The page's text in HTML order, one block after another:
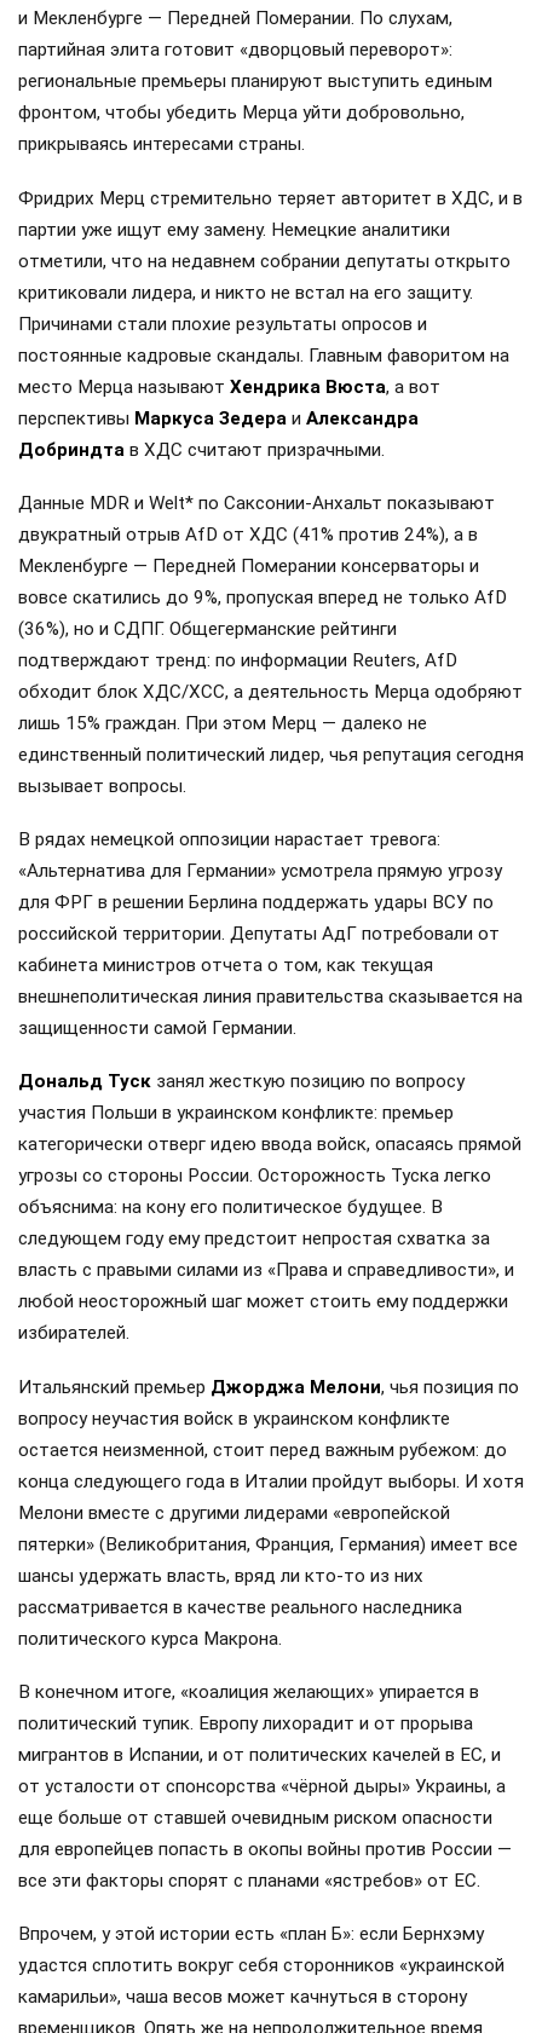
и Мекленбурге — Передней Померании. По слухам,
партийная элита готовит «дворцовый переворот»:
региональные премьеры планируют выступить единым
фронтом, чтобы убедить Мерца уйти добровольно,
прикрываясь интересами страны.
Фридрих Мерц стремительно теряет авторитет в ХДС, и в
партии уже ищут ему замену. Немецкие аналитики
отметили, что на недавнем собрании депутаты открыто
критиковали лидера, и никто не встал на его защиту.
Причинами стали плохие результаты опросов и
постоянные кадровые скандалы. Главным фаворитом на
место Мерца называют Хендрика Вюста, а вот
перспективы Маркуса Зедера и Александра
Добриндта в ХДС считают призрачными.
Данные MDR и Welt* по Саксонии-Анхальт показывают
двукратный отрыв AfD от ХДС (41% против 24%), а в
Мекленбурге — Передней Померании консерваторы и
вовсе скатились до 9%, пропуская вперед не только AfD
(36%), но и СДПГ. Общегерманские рейтинги
подтверждают тренд: по информации Reuters, AfD
обходит блок ХДС/ХСС, а деятельность Мерца одобряют
лишь 15% граждан. При этом Мерц — далеко не
единственный политический лидер, чья репутация сегодня
вызывает вопросы.
В рядах немецкой оппозиции нарастает тревога:
«Альтернатива для Германии» усмотрела прямую угрозу
для ФРГ в решении Берлина поддержать удары ВСУ по
российской территории. Депутаты АдГ потребовали от
кабинета министров отчета о том, как текущая
внешнеполитическая линия правительства сказывается на
защищенности самой Германии.
Дональд Туск занял жесткую позицию по вопросу
участия Польши в украинском конфликте: премьер
категорически отверг идею ввода войск, опасаясь прямой
угрозы со стороны России. Осторожность Туска легко
объяснима: на кону его политическое будущее. В
следующем году ему предстоит непростая схватка за
власть с правыми силами из «Права и справедливости», и
любой неосторожный шаг может стоить ему поддержки
избирателей.
Итальянский премьер Джорджа Мелони, чья позиция по
вопросу неучастия войск в украинском конфликте
остается неизменной, стоит перед важным рубежом: до
конца следующего года в Италии пройдут выборы. И хотя
Мелони вместе с другими лидерами «европейской
пятерки» (Великобритания, Франция, Германия) имеет все
шансы удержать власть, вряд ли кто-то из них
рассматривается в качестве реального наследника
политического курса Макрона.
В конечном итоге, «коалиция желающих» упирается в
политический тупик. Европу лихорадит и от прорыва
мигрантов в Испании, и от политических качелей в ЕС, и
от усталости от спонсорства «чёрной дыры» Украины, а
еще больше от ставшей очевидным риском опасности
для европейцев попасть в окопы войны против России —
все эти факторы спорят с планами «ястребов» от ЕС.
Впрочем, у этой истории есть «план Б»: если Бернхэму
удастся сплотить вокруг себя сторонников «украинской
камарильи», чаша весов может качнуться в сторону
временщиков. Опять же на непродолжительное время.